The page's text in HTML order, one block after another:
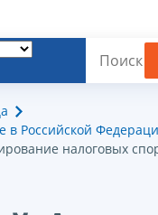
в Российской
налоговых